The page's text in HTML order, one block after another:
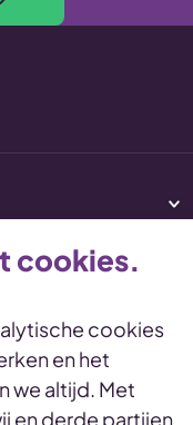
cookies.
cookies
en het
we altijd. Met
en derde partijen